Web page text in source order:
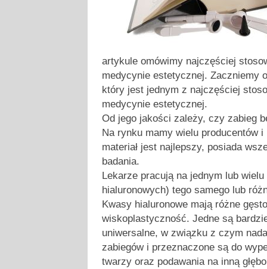
artykule omówimy najczęściej
medycynie estetycznej. Zaczniemy
który jest jednym z najczęściej
medycynie estetycznej.
Od jego jakości zależy, czy zabieg
Na rynku mamy wielu producentów
materiał jest najlepszy, posiada
badania.
Lekarze pracują na jednym lub
hialuronowych) tego samego lub
Kwasy hialuronowe mają różne
wiskoplastyczność. Jedne są
uniwersalne, w związku z czym
zabiegów i przeznaczone są do
twarzy oraz podawania na inną